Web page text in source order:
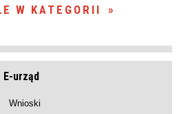
W KATEGORII
E-urząd
Wnioski